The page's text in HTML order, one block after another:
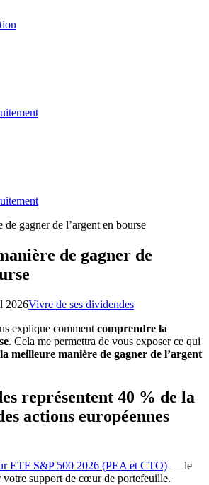
de gagner de
2026Vivre de ses dividendes
explique comment comprendre la
. Cela me permettra de vous exposer ce qui
la meilleure manière de gagner de l’argent
représentent 40 % de la
actions européennes
ETF S&P 500 2026 (PEA et CTO) — le
support de cœur de portefeuille.